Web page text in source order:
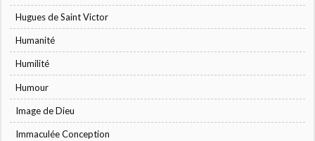
Hugues de Saint Victor
Humanité
Humilité
Humour
Image de Dieu
Immaculée Conception